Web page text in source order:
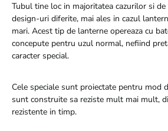
Tubul tine loc in majoritatea cazurilor si
design-uri diferite, mai ales in cazul
mari. Acest tip de lanterne opereaza cu
concepute pentru uzul normal, nefiind
caracter special.
Cele speciale sunt proiectate pentru mod
sunt construite sa reziste mult mai mult,
rezistente in timp.